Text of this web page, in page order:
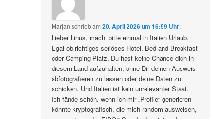
Marjan schriebam20. April 2026 um 16:59 Uhr:
Lieber Linus, mach‘ bitte einmal in Italien Urlaub.
Egal ob richtiges seriöses Hotel, Bed and Breakfast
oder Camping-Platz, Du hast keine Chance dich in
diesem Land aufzuhalten, ohne Dir deinen Ausweis
abfotografieren zu lassen oder deine Daten zu
schicken. Und Italien ist kein unrelevanter Staat.
Ich fände schön, wenn ich mir „Profile“ generieren
könnte kryptografisch, die mich random ausweisen,